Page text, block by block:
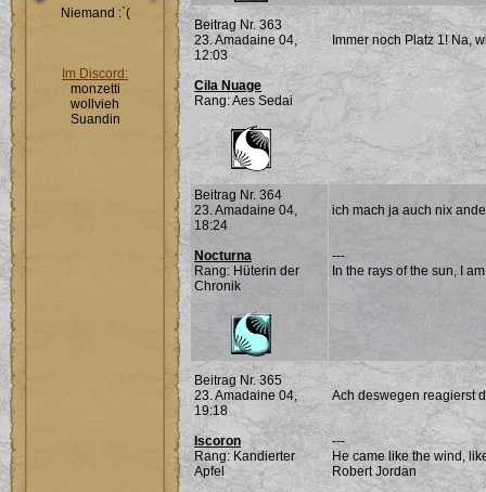
Niemand :`(
Im Discord:
monzetti
wollvieh
Suandin
Beitrag Nr. 363
23. Amadaine 04,
12:03
Cila Nuage
Rang: Aes Sedai
Immer noch Platz 1! Na,
Beitrag Nr. 364
23. Amadaine 04,
18:24
Nocturna
Rang: Hüterin der
Chronik
ich mach ja auch nix
---
In the rays of the sun, I
Beitrag Nr. 365
23. Amadaine 04,
19:18
Iscoron
Rang: Kandierter
Apfel
Ach deswegen reagierst
---
He came like the wind,
Robert Jordan